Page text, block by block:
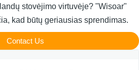
stovėjimo virtuvėje? "Wisoar"
kad būtų geriausias sprendimas.
Contact Us